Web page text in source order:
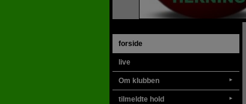
forside
live
►
Om klubben
►
tilmeldte hold